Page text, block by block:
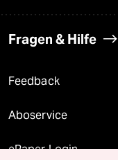
Fragen & Hilfe
Feedback
Aboservice
ePaper Login